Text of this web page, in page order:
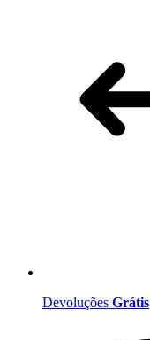
Devoluções Grátis